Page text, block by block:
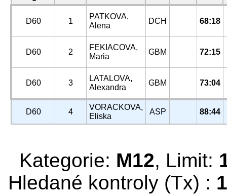
D60 1
PATKOVA,
Alena
DCH 68:18
D60 2
FEKIACOVA,
Maria
GBM 72:15
D60 3
LATALOVA,
Alexandra
GBM 73:04
D60 4
VORACKOVA,
Eliska
ASP 88:44
Kategorie: M12, Limit:
Hledané kontroly (Tx) :